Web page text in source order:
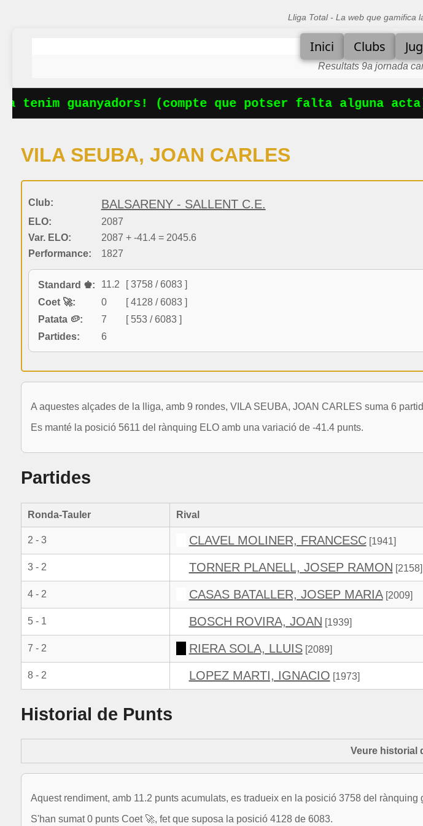
Lliga Total - La web que gamifica
Inici Clubs
Resultats 9a jornada
tenim guanyadors! (compte que potser falta alguna acta)
VILA SEUBA, JOAN CARLES
Club: BALSARENY - SALLENT C.E.
ELO:
2087
Var. ELO:
2087 + -41.4 = 2045.6
Performance:
1827
Standard ♚: 11.2
[ 3758 / 6083 ]
Coet 🚀:
0
[ 4128 / 6083 ]
Patata 🥔:
7
[ 553 / 6083 ]
Partides:
6
A aquestes alçades de la lliga, amb 9 rondes, VILA SEUBA, JOAN CARLES suma 6
Es manté la posició 5611 del rànquing ELO amb una variació de -41.4 punts.
Partides
Ronda-Tauler Rival
2 - 3 CLAVEL MOLINER, FRANCESC[1941]
3 - 2 TORNER PLANELL, JOSEP RAMON [2158]
4 - 2 CASAS BATALLER, JOSEP MARIA[2009]
5 - 1 BOSCH ROVIRA, JOAN [1939]
7 - 2 RIERA SOLA, LLUIS[2089]
8 - 2 LOPEZ MARTI, IGNACIO [1973]
Historial de Punts
Veure historial
Aquest rendiment, amb 11.2 punts acumulats, es tradueix en la posició 3758 del rànquing
S'han sumat 0 punts Coet 🚀, fet que suposa la posició 4128 de 6083.